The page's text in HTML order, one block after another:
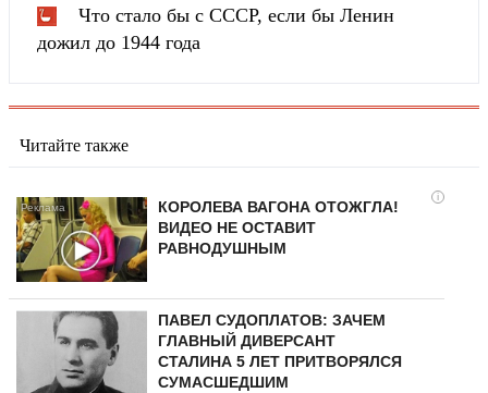
Что стало бы с СССР, если бы Ленин
дожил до 1944 года
Читайте также
i
КОРОЛЕВА ВАГОНА ОТОЖГЛА!
ВИДЕО НЕ ОСТАВИТ
РАВНОДУШНЫМ
ПАВЕЛ СУДОПЛАТОВ: ЗАЧЕМ
ГЛАВНЫЙ ДИВЕРСАНТ
СТАЛИНА 5 ЛЕТ ПРИТВОРЯЛСЯ
СУМАСШЕДШИМ